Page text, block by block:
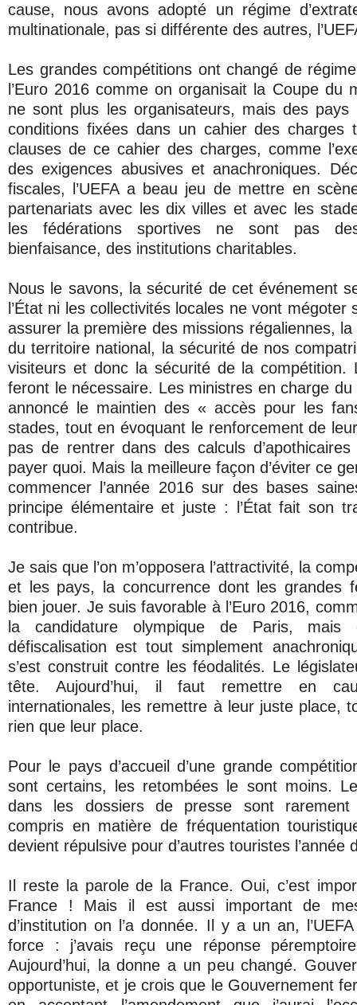
cause, nous avons adopté un régime
multinationale, pas si différente des autres,
Les grandes compétitions ont changé de
l’Euro 2016 comme on organisait la Coupe du
ne sont plus les organisateurs, mais des
conditions fixées dans un cahier des charges
clauses de ce cahier des charges, comme
des exigences abusives et anachroniques.
fiscales, l’UEFA a beau jeu de mettre en
partenariats avec les dix villes et avec les
les fédérations sportives ne sont pas
bienfaisance, des institutions charitables.
Nous le savons, la sécurité de cet événement
l’État ni les collectivités locales ne vont mégoter
assurer la première des missions régaliennes,
du territoire national, la sécurité de nos
visiteurs et donc la sécurité de la compétition.
feront le nécessaire. Les ministres en charge du
annoncé le maintien des « accès pour les
stades, tout en évoquant le renforcement de
pas de rentrer dans des calculs
payer quoi. Mais la meilleure façon d’éviter ce
commencer l’année 2016 sur des bases
principe élémentaire et juste : l’État fait son
contribue.
Je sais que l’on m’opposera l’attractivité, la
et les pays, la concurrence dont les grandes
bien jouer. Je suis favorable à l’Euro 2016,
la candidature olympique de Paris, mais
défiscalisation est tout simplement
s’est construit contre les féodalités. Le
tête. Aujourd’hui, il faut remettre en
internationales, les remettre à leur juste place,
rien que leur place.
Pour le pays d’accueil d’une grande
sont certains, les retombées le sont moins.
dans les dossiers de presse sont
compris en matière de fréquentation
devient répulsive pour d’autres touristes l’année
Il reste la parole de la France. Oui, c’est
France ! Mais il est aussi important de
d’institution on l’a donnée. Il y a un an,
force : j’avais reçu une réponse
Aujourd’hui, la donne a un peu changé.
opportuniste, et je crois que le Gouvernement